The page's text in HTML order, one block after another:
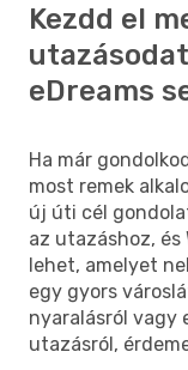
Kezdd el
eDreams
Ha már
most remek
új úti cél
az utazáshoz, és
lehet, amelyet
egy gyors
nyaralásról
utazásról,